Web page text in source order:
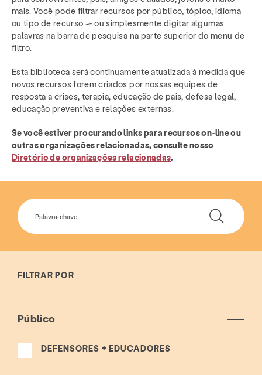
mais. Você pode filtrar recursos por público, tópico, idioma
ou tipo de recurso — ou simplesmente digitar algumas
palavras na barra de pesquisa na parte superior do menu de
filtro.
Esta biblioteca será continuamente atualizada à medida que
novos recursos forem criados por nossas equipes de
resposta a crises, terapia, educação de pais, defesa legal,
educação preventiva e relações externas.
Se você estiver procurando links para recursos on-line ou
outras organizações relacionadas, consulte nosso
Diretório de organizações relacionadas.
FILTRAR POR
Público
DEFENSORES + EDUCADORES